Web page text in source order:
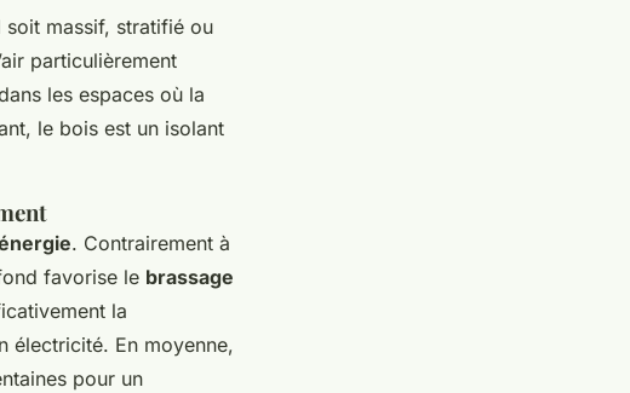
soit massif, stratifié ou
particulièrement
les espaces où la
le bois est un isolant
. Contrairement à
favorise le brassage
la
électricité. En moyenne,
pour un